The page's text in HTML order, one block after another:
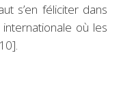
s’en féliciter dans
où les
.